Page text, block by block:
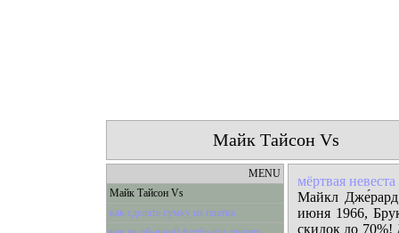
Майк Тайсон Vs
MENU
Майк Тайсон Vs
как сделать сумку из платка
мёртвая
Майкл
июня 1966,
скидок до